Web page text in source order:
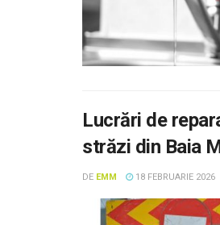
Lucrări de
străzi din Baia
DE EMM 18 FEBRUARIE 2026